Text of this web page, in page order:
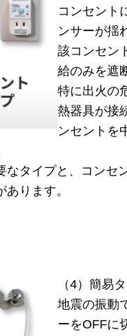
コンセント
ンサーが揺
該コンセン
給のみを遮
特に出火の
熱器具が接
ンセントを
なタイプと、コンセ
ります。
（4）簡易
地震の振動
ーをOFFに